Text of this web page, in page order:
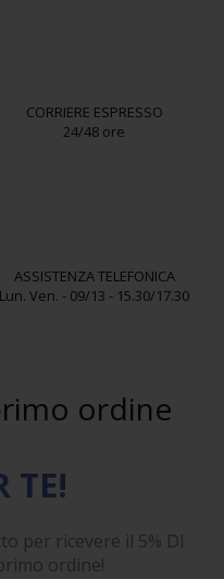
CORRIERE ESPRESSO
24/48 ore
ASSISTENZA TELEFONICA
Lun. Ven. - 09/13 - 15.30/17.30
ordine
TE!
per ricevere il 5% DI
ordine!